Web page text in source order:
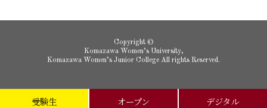
Copyright ©
Komazawa Women’s University,
Komazawa Women’s Junior College All rights Reserved.
受験生
オープン
デジタル